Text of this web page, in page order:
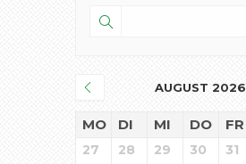
AUGUST 2026
MO DI MI DO FR
27 28 29 30 31